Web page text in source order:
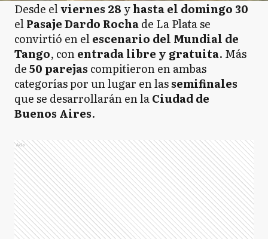
Desde elviernes 28 yhasta el domingo 30
elPasaje Dardo Rochade La Plata se
convirtió en elescenario del Mundial de
Tango, conentrada libre y gratuita. Más
de50 parejas compitieron en ambas
categorías por un lugar en lassemifinales
que se desarrollarán en laCiudad de
Buenos Aires.
Ads